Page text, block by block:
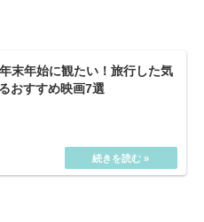
年末年始に観たい！旅行した気
おすすめ映画7選